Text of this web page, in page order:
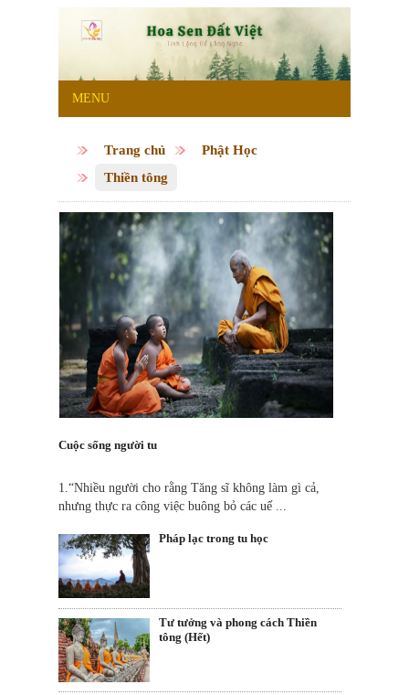
MENU
Trang chủ
Phật Học
Thiền tông
Cuộc sống người tu
1.“Nhiều người cho rằng Tăng sĩ không làm gì cả,
nhưng thực ra công việc buông bỏ các uế ...
Pháp lạc trong tu học
Tư tưởng và phong cách Thiền
tông (Hết)